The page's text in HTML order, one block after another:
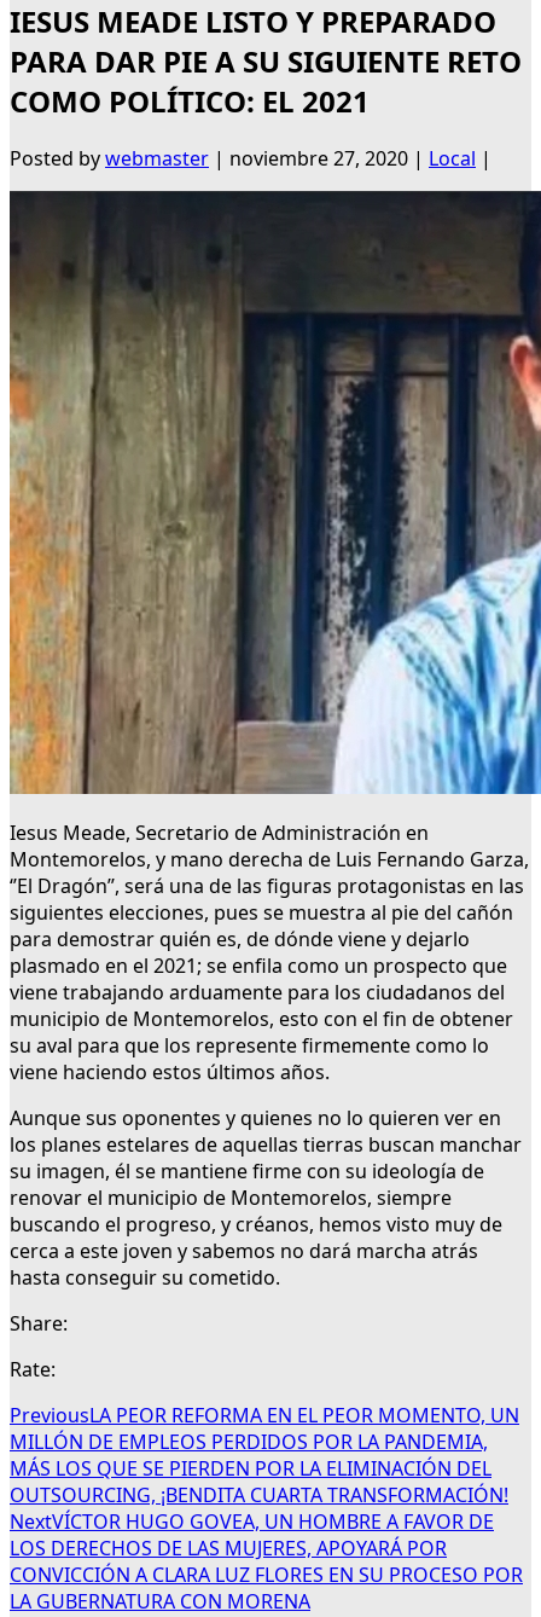
IESUS MEADE LISTO Y PREPARADO
PARA DAR PIE A SU SIGUIENTE RETO
COMO POLÍTICO: EL 2021
Posted bywebmaster | noviembre 27, 2020 | Local |
Iesus Meade, Secretario de Administración en
Montemorelos, y mano derecha de Luis Fernando Garza,
‘’El Dragón’’, será una de las figuras protagonistas en las
siguientes elecciones, pues se muestra al pie del cañón
para demostrar quién es, de dónde viene y dejarlo
plasmado en el 2021; se enfila como un prospecto que
viene trabajando arduamente para los ciudadanos del
municipio de Montemorelos, esto con el fin de obtener
su aval para que los represente firmemente como lo
viene haciendo estos últimos años.
Aunque sus oponentes y quienes no lo quieren ver en
los planes estelares de aquellas tierras buscan manchar
su imagen, él se mantiene firme con su ideología de
renovar el municipio de Montemorelos, siempre
buscando el progreso, y créanos, hemos visto muy de
cerca a este joven y sabemos no dará marcha atrás
hasta conseguir su cometido.
Share:
Rate:
PreviousLA PEOR REFORMA EN EL PEOR MOMENTO, UN
MILLÓN DE EMPLEOS PERDIDOS POR LA PANDEMIA,
MÁS LOS QUE SE PIERDEN POR LA ELIMINACIÓN DEL
OUTSOURCING, ¡BENDITA CUARTA TRANSFORMACIÓN!
NextVÍCTOR HUGO GOVEA, UN HOMBRE A FAVOR DE
LOS DERECHOS DE LAS MUJERES, APOYARÁ POR
CONVICCIÓN A CLARA LUZ FLORES EN SU PROCESO POR
LA GUBERNATURA CON MORENA